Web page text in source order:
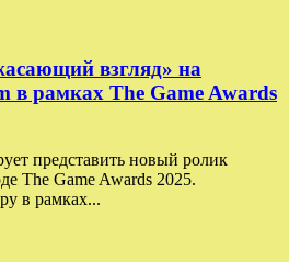
взгляд» на
в рамках The Game Awards
представить новый ролик
The Game Awards 2025.
в рамках...